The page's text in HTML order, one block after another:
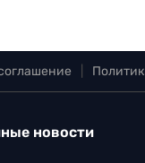
новости